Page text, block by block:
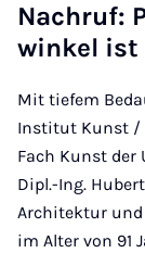
Nach­ruf:
win­kel ist
Mit tiefem
Institut Kunst /
Fach Kunst der
Dipl.-Ing.
Architektur und
im Alter von 91